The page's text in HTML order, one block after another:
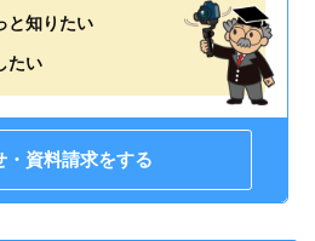
と知りたい
たい
・資料請求をする